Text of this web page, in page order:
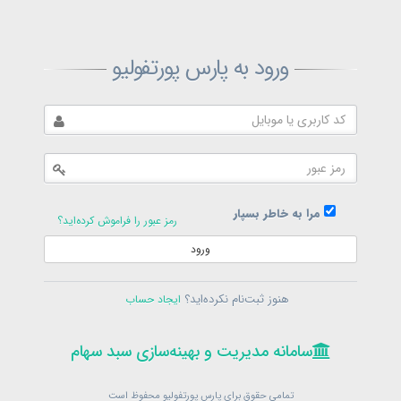
ورود به پارس پورتفولیو
مرا به خاطر بسپار
رمز عبور را فراموش کرده‌اید؟
ورود
هنوز ثبت‌نام نکرده‌اید؟ ایجاد حساب
سامانه مدیریت و بهینه‌سازی سبد سهام
تمامی حقوق برای پارس پورتفولیو محفوظ است
ثبت‌نام پارس پورتفولیو
ثبت‌نام
در حال حاضر عضو هستید؟فرم ورود
سامانه مدیریت و بهینه‌سازی سبد سهام
بازیابی رمز پارس پورتفولیو
در حال حاضر عضو هستید؟
سامانه مدیریت و بهینه‌سازی سبد سهام
تمامی حقوق برای پارس پورتفولیو محفوظ است